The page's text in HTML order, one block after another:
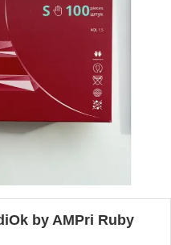
by AMPri Ruby